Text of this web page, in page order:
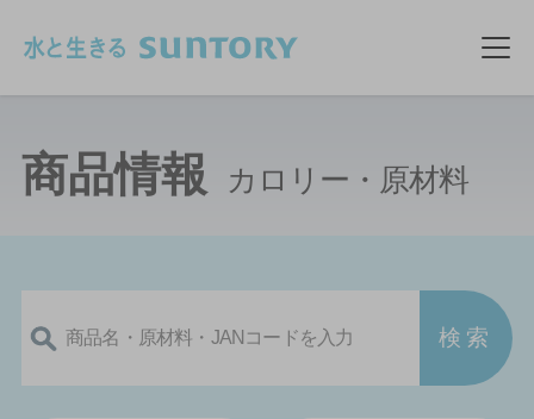
メ
商品情報 カロリー・原材料